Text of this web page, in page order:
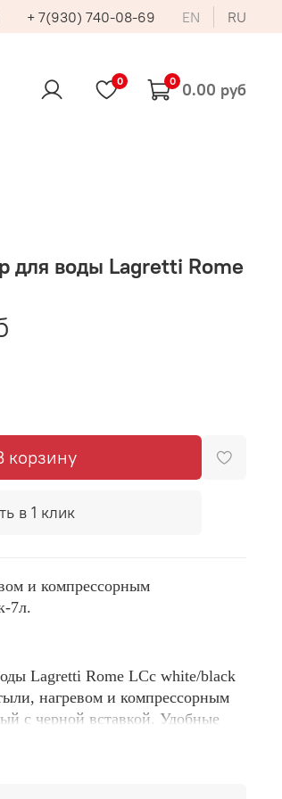
+ 7(930) 740-08-69 EN RU
0 0 0.00 руб
для воды Lagretti Rome
корзину
в 1 клик
и компрессорным
7л.
Lagretti Rome LCc white/black
нагревом и компрессорным
с черной вставкой. Удобные
с внутренней резьбой, которые